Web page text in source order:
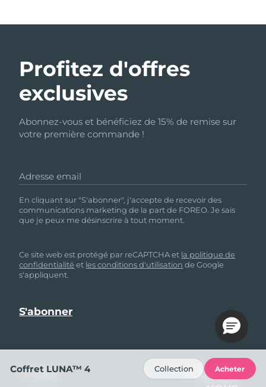
Profitez d'offres
exclusives
Abonnez-vous et bénéficiez de 15% de remise sur
votre première commande !
Adresse email
En cliquant sur "S'abonner", j'accepte de recevoir des
communications marketing de la part de FOREO. Je sais
que je peux me désinscrire à tout moment.
Ce site web est protégé par reCAPTCHA et la politique de
confidentialité et les conditions d'utilisation de Google
s'appliquent.
AIDE
SUIVEZ-
Coffret LUNA™ 4 Collection Acheter